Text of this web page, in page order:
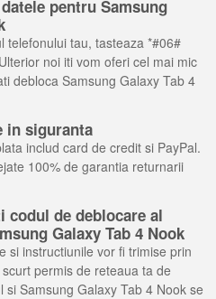
pentru Samsung
telefonului tau, tasteaza *#06#
noi iti vom oferi cel mai mic
debloca Samsung Galaxy Tab 4
in siguranta
includ card de credit si PayPal.
100% de garantia returnarii
codul de deblocare al
Galaxy Tab 4 Nook
si instructiunile vor fi trimise prin
permis de reteaua ta de
Samsung Galaxy Tab 4 Nook se